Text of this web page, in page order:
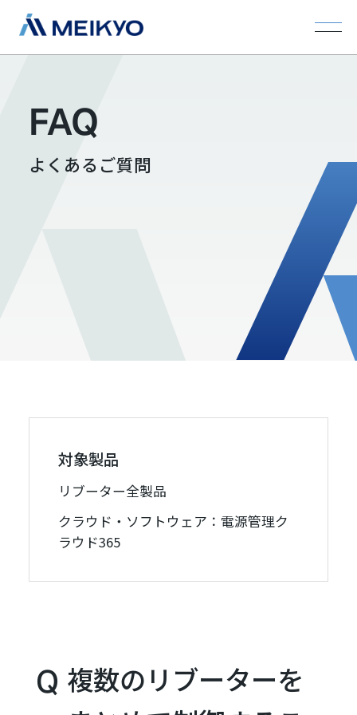
FAQ
よくあるご質問
対象製品
リブーター全製品
クラウド・ソフトウェア：電源管理ク
ラウド365
複数のリブーターを